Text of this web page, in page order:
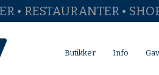
• RESTAURANTER •
Butikker Info
Butikker Info